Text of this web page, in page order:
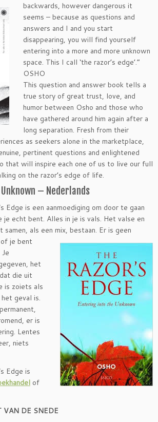
backwards, however dangerous it
seems – because as questions and
answers and I and you start
disappearing, you will find yourself
entering into a more and more unknown
space. This I call ‘the razor’s edge’.”
OSHO
This question and answer book tells a
true story of great trust, love, and
humor between Osho and those who
have gathered around him again after a
long separation. Fresh from their
as seekers alone in the marketplace,
pertinent questions and enlightened
that will inspire each one of us to live our full
on the razor’s edge of life.
– Nederlands
Edge is een aanmoediging om door te gaan
echt bent. Alles in je is vals. Het valse en
samen, als een mix, bestaan. Er is geen
je bent
het
die uit
is zoiets als
geval is.
er is
Lentes
niets
Edge is
of
VAN DE SNEDE